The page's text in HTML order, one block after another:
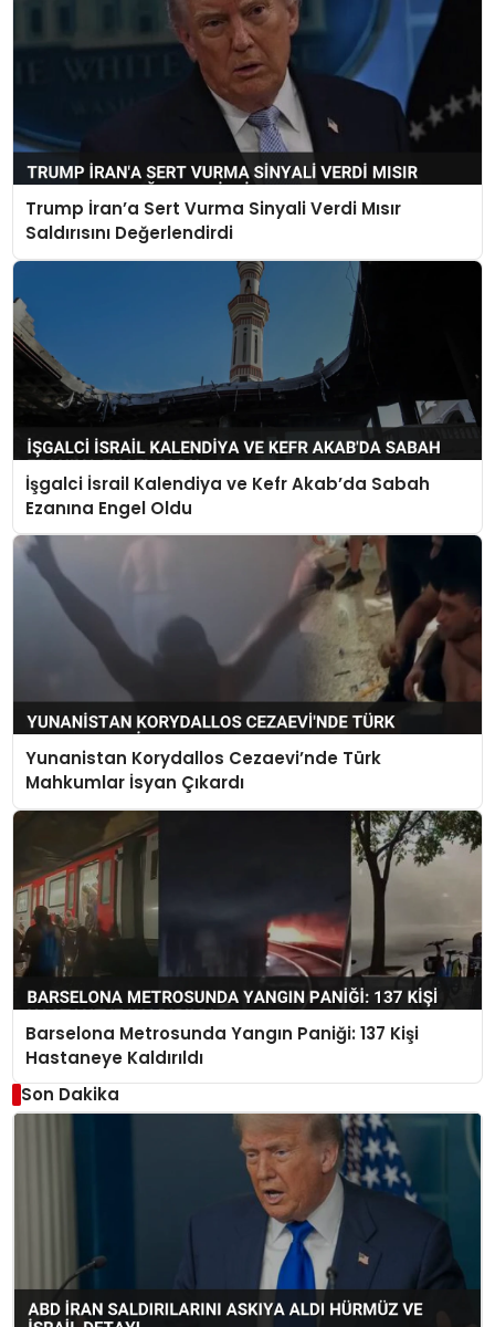
Trump İran’a Sert Vurma Sinyali Verdi Mısır
Saldırısını Değerlendirdi
İşgalci İsrail Kalendiya ve Kefr Akab’da Sabah
Ezanına Engel Oldu
Yunanistan Korydallos Cezaevi’nde Türk
Mahkumlar İsyan Çıkardı
Barselona Metrosunda Yangın Paniği: 137 Kişi
Hastaneye Kaldırıldı
Son Dakika